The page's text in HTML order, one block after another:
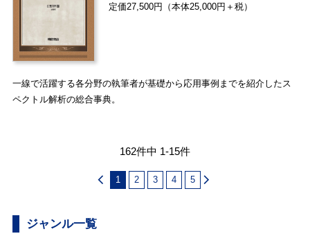
定価27,500円（本体25,000円＋税）
一線で活躍する各分野の執筆者が基礎から応用事例までを紹介したス
ペクトル解析の総合事典。
162件中 1-15件
1 2 3 4 5
ジャンル一覧